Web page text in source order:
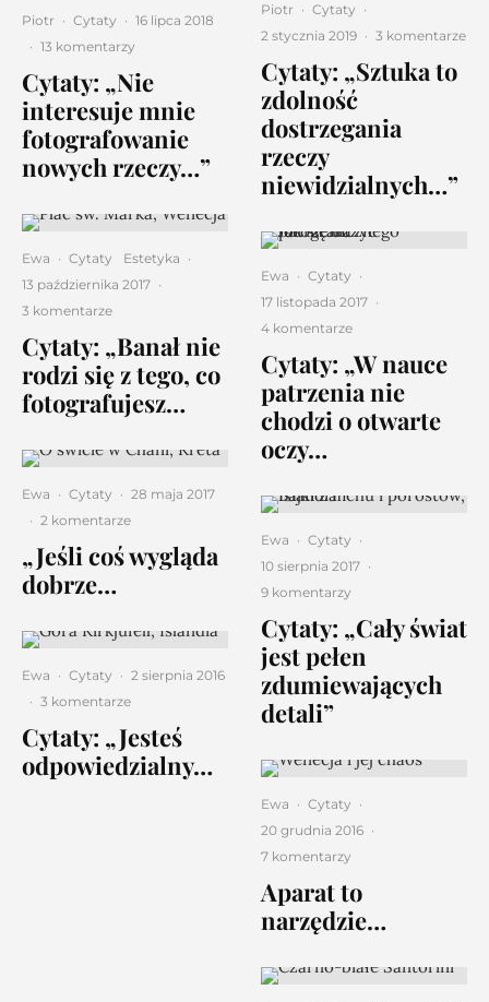
Piotr · Cytaty · 16 lipca 2018
· 13 komentarzy
Cytaty: „Nie
interesuje mnie
fotografowanie
nowych rzeczy…”
Ewa · Cytaty Estetyka ·
13 października 2017 ·
3 komentarze
Cytaty: „Banał nie
rodzi się z tego, co
fotografujesz…
Ewa · Cytaty · 28 maja 2017
· 2 komentarze
„Jeśli coś wygląda
dobrze…
Ewa · Cytaty · 2 sierpnia 2016
· 3 komentarze
Cytaty: „Jesteś
odpowiedzialny…
Piotr · Cytaty ·
2 stycznia 2019 · 3 komentarze
Cytaty: „Sztuka to
zdolność
dostrzegania
rzeczy
niewidzialnych…”
Ewa · Cytaty ·
17 listopada 2017 ·
4 komentarze
Cytaty: „W nauce
patrzenia nie
chodzi o otwarte
oczy…
Ewa · Cytaty ·
10 sierpnia 2017 ·
9 komentarzy
Cytaty: „Cały świat
jest pełen
zdumiewających
detali”
Ewa · Cytaty ·
20 grudnia 2016 ·
7 komentarzy
Aparat to
narzędzie…